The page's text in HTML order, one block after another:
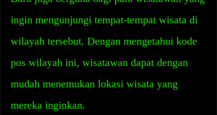
ingin mengunjungi tempat-tempat wisata di
wilayah tersebut. Dengan mengetahui kode
pos wilayah ini, wisatawan dapat dengan
mudah menemukan lokasi wisata yang
mereka inginkan.